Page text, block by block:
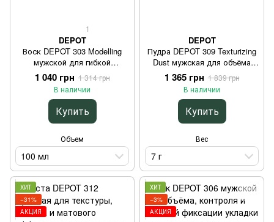
1
DEPOT
Воск DEPOT 303 Modelling
мужской для гибкой
фиксации и укладки волос
100 мл
1 040 грн 1 314 грн
В наличии
Купить
Объем
100 мл
DEPOT
Пудра DEPOT 309 Texturizing
Dust мужская для объёма
тонких волос 7 г
1 365 грн 1 839 грн
В наличии
Купить
Вес
7 г
ХИТ
−31%
АКЦИЯ
ХИТ
−3%
АКЦИЯ